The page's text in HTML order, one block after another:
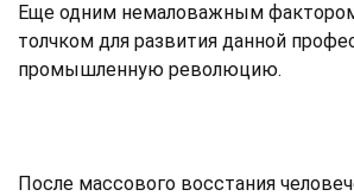
Еще одним немаловажным
толчком для развития данной
промышленную революцию.
После массового восстания